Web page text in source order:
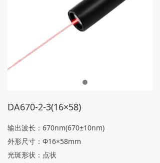
DA670-2-3(16×58)
输出波长：670nm(670±10nm)
外形尺寸：Φ16×58mm
光斑形状：点状